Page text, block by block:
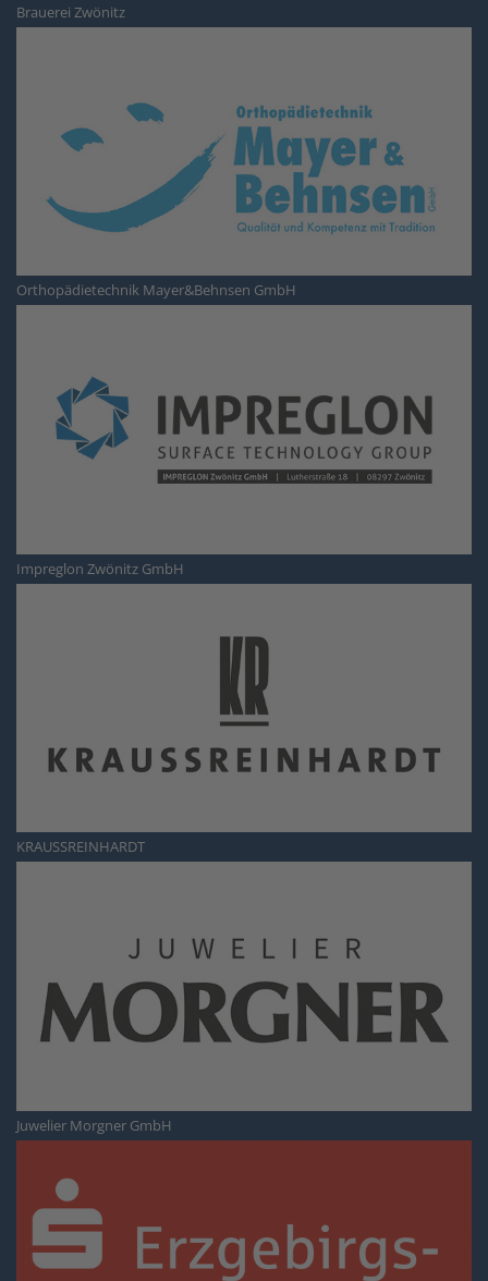
Brauerei Zwönitz
Orthopädietechnik Mayer&Behnsen GmbH
Impreglon Zwönitz GmbH
KRAUSSREINHARDT
Juwelier Morgner GmbH